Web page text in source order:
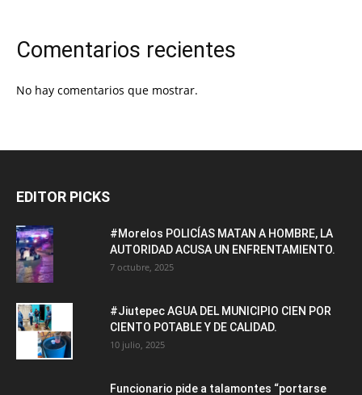
Comentarios recientes
No hay comentarios que mostrar.
EDITOR PICKS
#Morelos POLICÍAS MATAN A HOMBRE, LA
AUTORIDAD ACUSA UN ENFRENTAMIENTO.
7 octubre, 2025
#Jiutepec AGUA DEL MUNICIPIO CIEN POR
CIENTO POTABLE Y DE CALIDAD.
10 julio, 2025
Funcionario pide a talamontes “portarse